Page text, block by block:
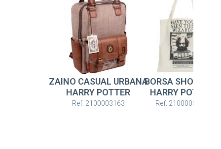
ZAINO CASUAL URBANA
HARRY POTTER
Ref: 2100003163
BORSA SHOPPING
HARRY POTTER
Ref: 2100005625